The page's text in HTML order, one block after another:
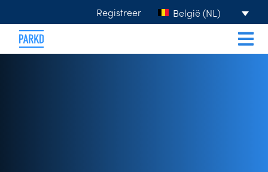
Registreer België (NL)